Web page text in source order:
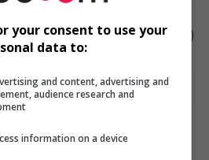
la clientèle
your consent to use your
data to:
and content, advertising and
audience research and
information on a device